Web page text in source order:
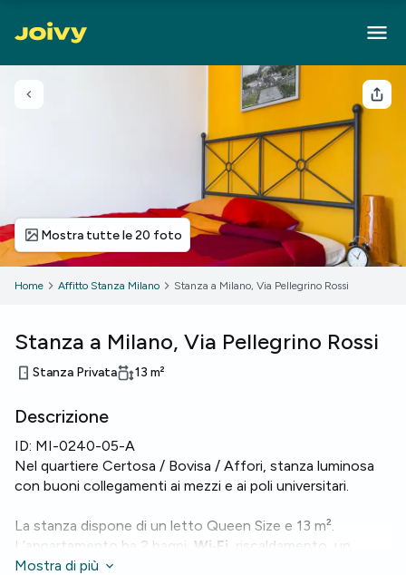
Torna indietro
Mostra tutte le 20 foto
Home Affitto Stanza Milano Stanza a Milano, Via Pellegrino Rossi
Stanza a Milano, Via Pellegrino Rossi
Stanza Privata 13 m²
Descrizione
ID: MI-0240-05-A
Nel quartiere Certosa / Bovisa / Affori, stanza luminosa
con buoni collegamenti ai mezzi e ai poli universitari.
La stanza dispone di un letto Queen Size e 13 m².
L’appartamento ha 2 bagni, Wi‑Fi , riscaldamento, un
forno, unalavatrice
Mostra di più